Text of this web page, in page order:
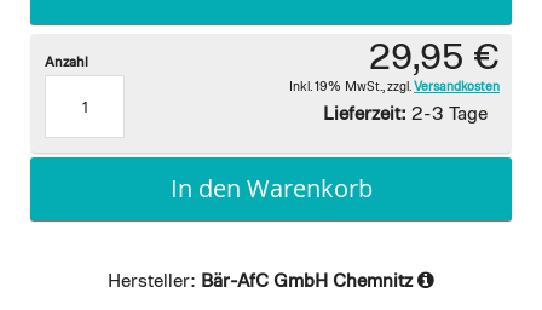
29,95 €
Inkl. 19% MwSt. zzgl. Versandkosten
Lieferzeit: 2-3 Tage
Anzahl
In den Warenkorb
Hersteller: Bär-AfC GmbH Chemnitz